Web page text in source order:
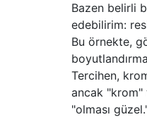
Bazen belirli
edebilirim:
Bu örnekte,
Tercihen,
ancak "krom"
"olması